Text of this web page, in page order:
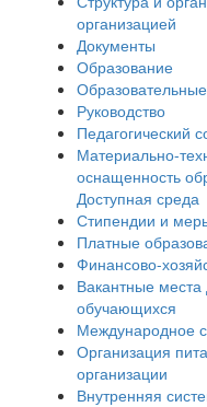
организацией
Документы
Образование
Руководство
Педагогический
Материально-
оснащенность
Доступная среда
Стипендии и
Платные
Финансово-
Вакантные
обучающихся
Международное
Организация
организации
Внутренняя